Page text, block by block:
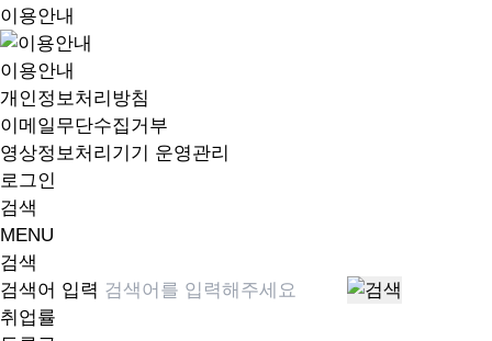
이용안내
이용안내
개인정보처리방침
이메일무단수집거부
영상정보처리기기 운영관리
로그인
검색
MENU
검색
검색어 입력
취업률